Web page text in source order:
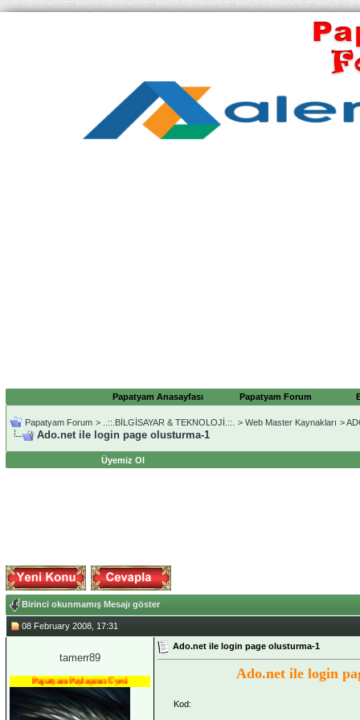
Papatyam Anasayfası Papatyam Forum
Papatyam Forum > ..::.BİLGİSAYAR & TEKNOLOJİ.::. > Web Master Kaynakları >
Ado.net ile login page olusturma-1
Üyemiz Ol
Birinci okunmamış Mesajı göster
08 February 2008, 17:31
tamerr89
Papatyam Paylaşımcı Üyesi
Ado.net ile login page olusturma-1
Ado.net ile login
Kod: